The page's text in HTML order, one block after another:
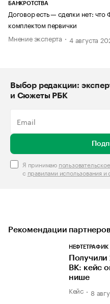
БАНКРОТСТВА
Договор есть — сделки нет:
комплектом первички
Мнение эксперта
4 августа
Выбор редакции:
и Сюжеты РБК
Я принимаю
с правилами использования
Рекомендации
НЕФТЕТРАФИК
Получили
ВК: кейс
нише
Кейс 8